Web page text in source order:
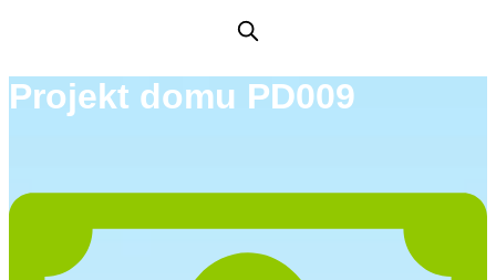
Projekt domu PD009